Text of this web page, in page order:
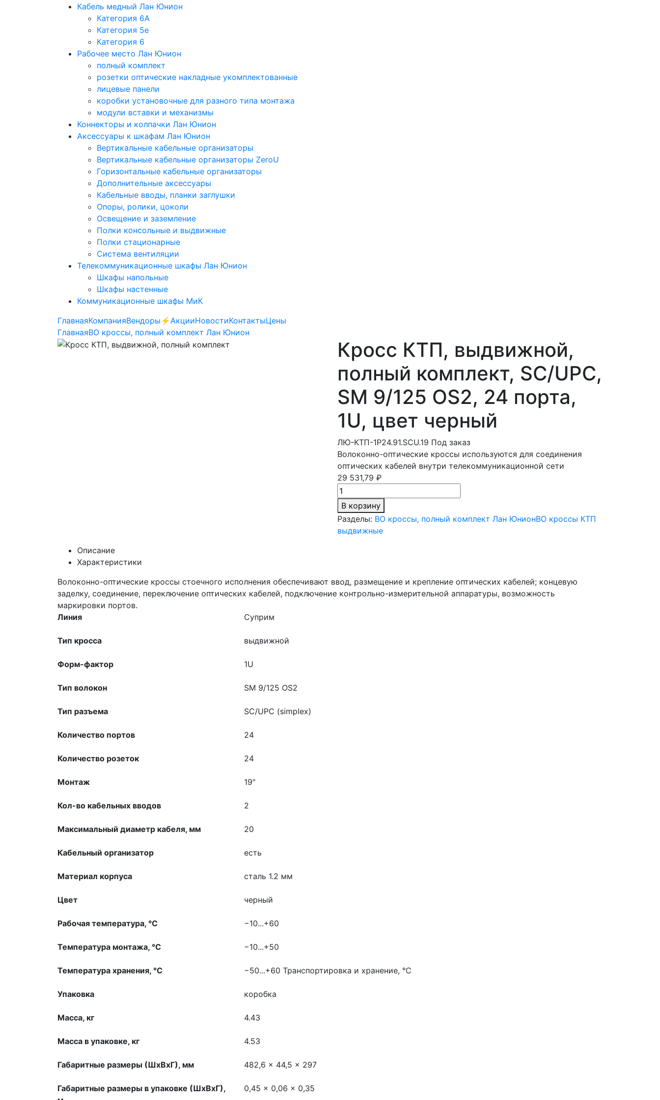
Кабель медный Лан Юнион
Категория 6A
Категория 5e
Категория 6
Рабочее место Лан Юнион
полный комплект
розетки оптические накладные укомплектованные
лицевые панели
коробки установочные для разного типа монтажа
модули вставки и механизмы
Коннекторы и колпачки Лан Юнион
Аксессуары к шкафам Лан Юнион
Вертикальные кабельные организаторы
Вертикальные кабельные организаторы ZeroU
Горизонтальные кабельные организаторы
Дополнительные аксессуары
Кабельные вводы, планки заглушки
Опоры, ролики, цоколи
Освещение и заземление
Полки консольные и выдвижные
Полки стационарные
Система вентиляции
Телекоммуникационные шкафы Лан Юнион
Шкафы напольные
Шкафы настенные
Коммуникационные шкафы МиК
ГлавнаяКомпанияВендоры ⚡️АкцииНовостиКонтактыЦены
ГлавнаяВО кроссы, полный комплект Лан Юнион
Кросс КТП, выдвижной,
полный комплект, SC/UPC,
SM 9/125 OS2, 24 порта,
1U, цвет черный
ЛЮ-КТП-1Р24.91.SCU.19 Под заказ
Волоконно-оптические кроссы используются для соединения
оптических кабелей внутри телекоммуникационной сети
29 531,79 ₽
В корзину
Разделы: ВО кроссы, полный комплект Лан ЮнионВО кроссы КТП
выдвижные
Описание
Характеристики
Волоконно-оптические кроссы стоечного исполнения обеспечивают ввод, размещение и крепление оптических кабелей; концевую
заделку, соединение, переключение оптических кабелей, подключение контрольно-измерительной аппаратуры, возможность
маркировки портов.
Линия
Суприм
Тип кросса выдвижной
Форм-фактор 1U
Тип волокон SM 9/125 OS2
Тип разъема SC/UPC (simplex)
Количество портов 24
Количество розеток 24
Монтаж 19"
Кол-во кабельных вводов 2
Максимальный диаметр кабеля, мм 20
Кабельный организатор есть
Материал корпуса сталь 1.2 мм
Цвет черный
Рабочая температура, °С −10...+60
Температура монтажа, °С −10...+50
Температура хранения, °С −50...+60 Транспортировка и хранение, °С
Упаковка коробка
Масса, кг 4.43
Масса в упаковке, кг 4.53
Габаритные размеры (ШхВхГ), мм 482,6 x 44,5 x 297
Габаритные размеры в упаковке (ШхВхГ),
0,45 x 0,06 x 0,35